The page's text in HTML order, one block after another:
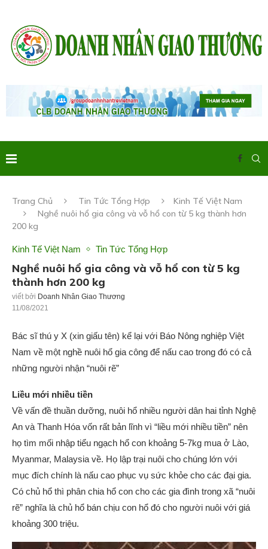
Trang Chủ Tin Tức Tổng Hợp
Kinh Tế Việt Nam
Nghề nuôi hổ gia công và vỗ hổ con từ 5 kg thành hơn
200 kg
Kinh Tế Việt Nam Tin Tức Tổng Hợp
Nghề nuôi hổ gia công và vỗ hổ con từ 5 kg
thành hơn 200 kg
viết bởi Doanh Nhân Giao Thương
11/08/2021
Bác sĩ thú y X (xin giấu tên) kể lại với Báo Nông nghiệp Việt
Nam về một nghề nuôi hổ gia công để nấu cao trong đó có cả
những người nhận “nuôi rẽ”
Liều mới nhiều tiền
Về vấn đề thuần dưỡng, nuôi hổ nhiều người dân hai tỉnh Nghệ
An và Thanh Hóa vốn rất bản lĩnh vì “liều mới nhiều tiền” nên
họ tìm mối nhập tiểu ngạch hổ con khoảng 5-7kg mua ở Lào,
Myanmar, Malaysia về. Họ lập trại nuôi cho chúng lớn với
mục đích chính là nấu cao phục vụ sức khỏe cho các đại gia.
Có chủ hổ thì phân chia hổ con cho các gia đình trong xã “nuôi
rẽ” nghĩa là chủ hổ bán chịu con hổ đó cho người nuôi với giá
khoảng 300 triệu.